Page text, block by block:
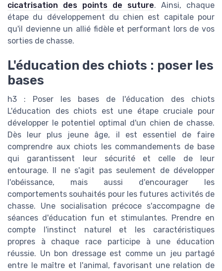
cicatrisation des points de suture. Ainsi, chaque
étape du développement du chien est capitale pour
qu'il devienne un allié fidèle et performant lors de vos
sorties de chasse.
L'éducation des chiots : poser les
bases
h3 : Poser les bases de l'éducation des chiots
L'éducation des chiots est une étape cruciale pour
développer le potentiel optimal d'un chien de chasse.
Dès leur plus jeune âge, il est essentiel de faire
comprendre aux chiots les commandements de base
qui garantissent leur sécurité et celle de leur
entourage. Il ne s'agit pas seulement de développer
l'obéissance, mais aussi d'encourager les
comportements souhaités pour les futures activités de
chasse. Une socialisation précoce s'accompagne de
séances d'éducation fun et stimulantes. Prendre en
compte l'instinct naturel et les caractéristiques
propres à chaque race participe à une éducation
réussie. Un bon dressage est comme un jeu partagé
entre le maître et l'animal, favorisant une relation de